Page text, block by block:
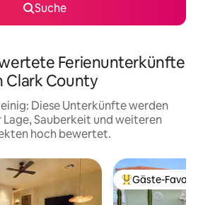
Suche
Ferienunterkünfte
Clark County
Diese Unterkünfte werden
Sauberkeit und weiteren
hoch bewertet.
Beliebter Gäste-
Gäste-Favorit